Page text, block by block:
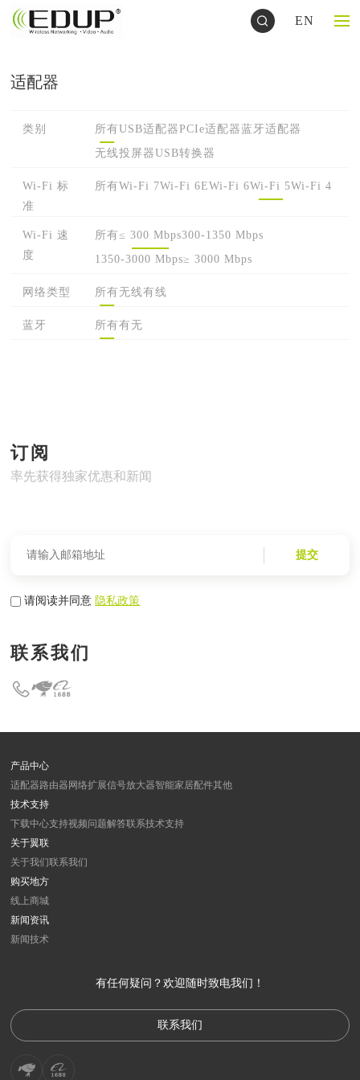
EN
适配器
类别 所有USB适配器PCIe适配器蓝牙适配器
无线投屏器USB转换器
Wi-Fi 标
准
所有Wi-Fi 7Wi-Fi 6EWi-Fi 6Wi-Fi 5Wi-Fi 4
Wi-Fi 速
度
所有≤ 300 Mbps300-1350 Mbps
1350-3000 Mbps≥ 3000 Mbps
网络类型 所有 无线有线
蓝牙 所有有 无
订阅
率先获得独家优惠和新闻
提交
请阅读并同意隐私政策
联系我们
产品中心
适配器路由器 网络扩展信号放大器智能家居配件其他
技术支持
下载中心支持视频问题解答联系技术支持
关于翼联
关于我们联系我们
购买地方
线上商城
新闻资讯
新闻技术
有任何疑问？欢迎随时致电我们！
联系我们